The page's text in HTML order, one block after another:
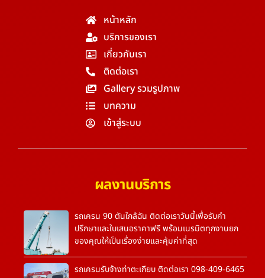
หน้าหลัก
บริการของเรา
เกี่ยวกับเรา
ติดต่อเรา
Gallery รวมรูปภาพ
บทความ
เข้าสู่ระบบ
ผลงานบริการ
รถเครน 90 ตันใกล้ฉัน ติดต่อเราวันนี้เพื่อรับคำ
ปรึกษาและใบเสนอราคาฟรี พร้อมเนรมิตทุกงานยก
ของคุณให้เป็นเรื่องง่ายและคุ้มค่าที่สุด
รถเครนรับจ้างท่าตะเกียบ ติดต่อเรา 098-409-6465